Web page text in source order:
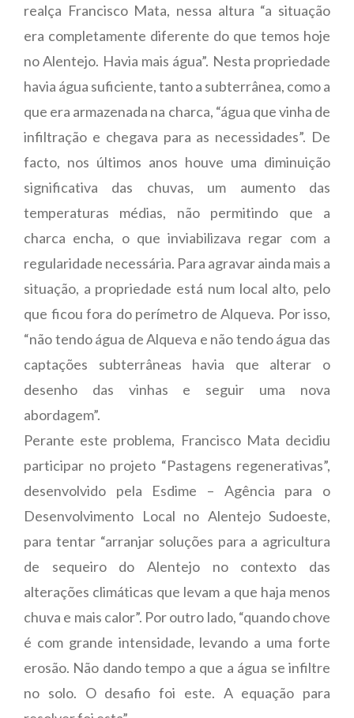
realça Francisco Mata, nessa altura “a situação
era completamente diferente do que temos hoje
no Alentejo. Havia mais água”. Nesta propriedade
havia água suficiente, tanto a subterrânea, como a
que era armazenada na charca, “água que vinha de
infiltração e chegava para as necessidades”. De
facto, nos últimos anos houve uma diminuição
significativa das chuvas, um aumento das
temperaturas médias, não permitindo que a
charca encha, o que inviabilizava regar com a
regularidade necessária. Para agravar ainda mais a
situação, a propriedade está num local alto, pelo
que ficou fora do perímetro de Alqueva. Por isso,
“não tendo água de Alqueva e não tendo água das
captações subterrâneas havia que alterar o
desenho das vinhas e seguir uma nova
abordagem”.
Perante este problema, Francisco Mata decidiu
participar no projeto “Pastagens regenerativas”,
desenvolvido pela Esdime – Agência para o
Desenvolvimento Local no Alentejo Sudoeste,
para tentar “arranjar soluções para a agricultura
de sequeiro do Alentejo no contexto das
alterações climáticas que levam a que haja menos
chuva e mais calor”. Por outro lado, “quando chove
é com grande intensidade, levando a uma forte
erosão. Não dando tempo a que a água se infiltre
no solo. O desafio foi este. A equação para